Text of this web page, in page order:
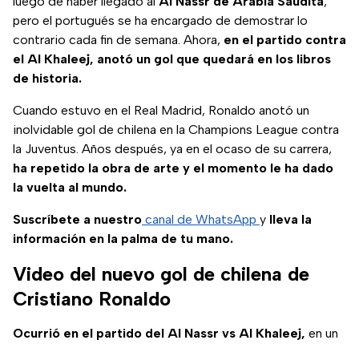
pero el portugués se ha encargado de demostrar lo
contrario cada fin de semana. Ahora, en el partido contra
el Al Khaleej, anotó un gol que quedará en los libros
de historia.
Cuando estuvo en el Real Madrid, Ronaldo anotó un
inolvidable gol de chilena en la Champions League contra
la Juventus. Años después, ya en el ocaso de su carrera,
ha repetido la obra de arte y el momento le ha dado
la vuelta al mundo.
Suscríbete a nuestro canal de WhatsApp y lleva la
información en la palma de tu mano.
Video del nuevo gol de chilena de
Cristiano Ronaldo
Ocurrió en el partido del Al Nassr vs Al Khaleej, en un